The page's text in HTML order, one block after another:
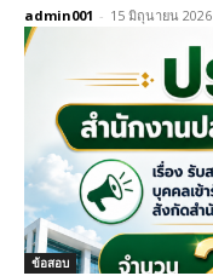
admin001 - 15 มิถุนายน 2026
ข้อสอบ